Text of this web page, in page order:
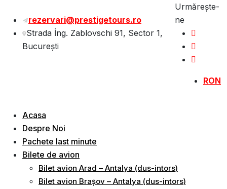
conținut
rezervari@prestigetours.ro
Strada İng. Zablovschi 91, Sector 1,
Bucureşti
Urmărește-
ne
RON
Acasa
Despre Noi
Pachete last minute
Bilete de avion
Bilet avion Arad – Antalya (dus-intors)
Bilet avion Brașov – Antalya (dus-intors)